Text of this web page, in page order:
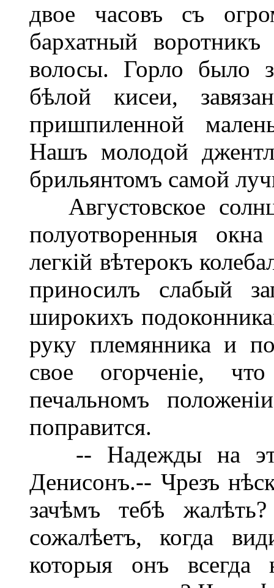
двое часовъ съ
бархатный
волосы. Горло было
бѣлой кисеи,
пришпиленной
Нашъ молодой
брильянтомъ самой
Августовское
полуотворенныя
легкій вѣтерокъ
приносилъ слабый
широкихъ
руку племянника и
свое огорченіе,
печальномъ
поправится.
-- Надежды на это
Денисонъ.-- Чрезъ
зачѣмъ тебѣ
сожалѣетъ, когда
которыя онъ всегда